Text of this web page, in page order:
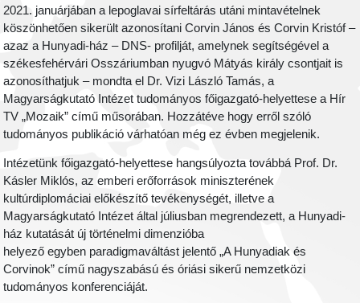
2021. januárjában a lepoglavai sírfeltárás utáni mintavételnek
köszönhetően sikerült azonosítani Corvin János és Corvin Kristóf –
azaz a Hunyadi-ház – DNS- profilját, amelynek segítségével a
székesfehérvári Osszáriumban nyugvó Mátyás király csontjait is
azonosíthatjuk – mondta el Dr. Vizi László Tamás, a
Magyarságkutató Intézet tudományos főigazgató-helyettese a Hír
TV „Mozaik” című műsorában. Hozzátéve hogy erről szóló
tudományos publikáció várhatóan még ez évben megjelenik.
Intézetünk főigazgató-helyettese hangsúlyozta továbbá Prof. Dr.
Kásler Miklós, az emberi erőforrások miniszterének
kultúrdiplomáciai előkészítő tevékenységét, illetve a
Magyarságkutató Intézet által júliusban megrendezett, a Hunyadi-
ház kutatását új történelmi dimenzióba
helyező egyben paradigmaváltást jelentő „A Hunyadiak és
Corvinok” című nagyszabású és óriási sikerű nemzetközi
tudományos konferenciáját.